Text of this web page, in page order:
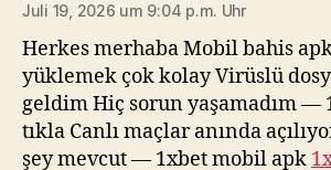
Juli 19, 2026 um 9:04 p.m. Uhr
Herkes merhaba Mobil bahis apk
yüklemek çok kolay Virüslü
geldim Hiç sorun yaşamadım —
tıkla Canlı maçlar anında
şey mevcut — 1xbet mobil apk